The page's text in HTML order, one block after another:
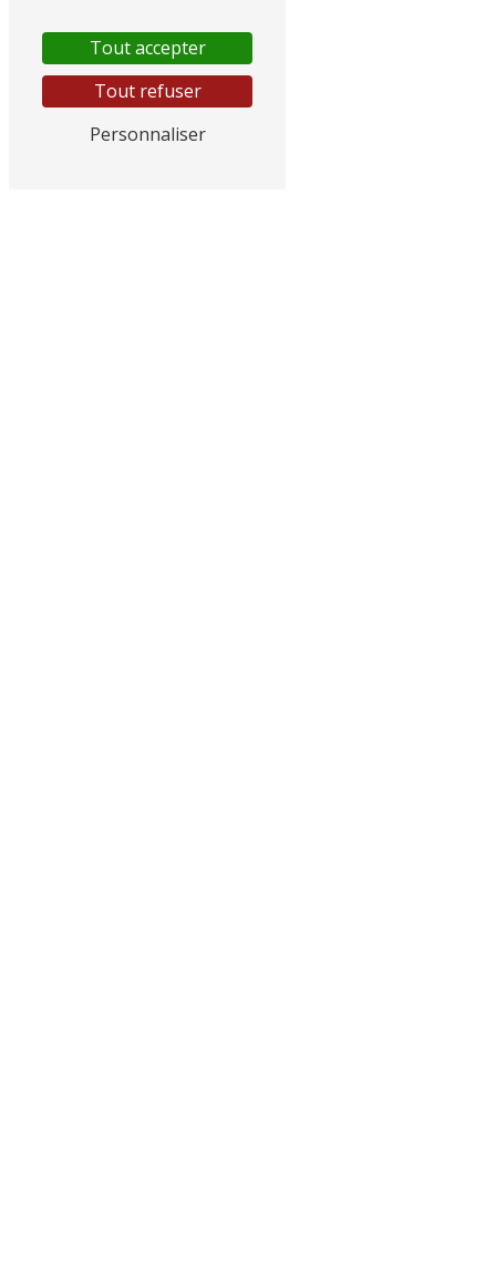
Tout accepter
Tout refuser
Personnaliser